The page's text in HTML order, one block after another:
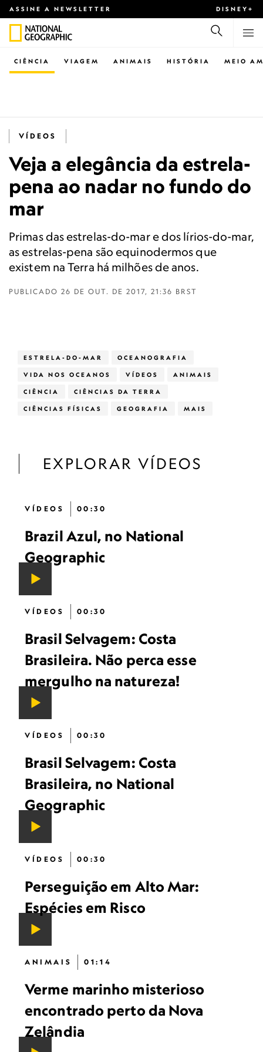
ASSINE A NEWSLETTER DISNEY+
CIÊNCIA VIAGEM ANIMAIS HISTÓRIA MEIO
VÍDEOS
Veja a elegância da estrela-
pena ao nadar no fundo do
mar
Primas das estrelas-do-mar e dos lírios-do-mar,
as estrelas-pena são equinodermos que
existem na Terra há milhões de anos.
PUBLICADO 26 DE OUT. DE 2017, 21:36 BRST
ESTRELA-DO-MAR OCEANOGRAFIA
VIDA NOS OCEANOS VÍDEOS ANIMAIS
CIÊNCIA CIÊNCIAS DA TERRA
CIÊNCIAS FÍSICAS GEOGRAFIA MAIS
EXPLORAR VÍDEOS
VÍDEOS 00:30
Brazil Azul, no National
Geographic
VÍDEOS 00:30
Brasil Selvagem: Costa
Brasileira. Não perca esse
mergulho na natureza!
VÍDEOS 00:30
Brasil Selvagem: Costa
Brasileira, no National
Geographic
VÍDEOS 00:30
Perseguição em Alto Mar:
Espécies em Risco
ANIMAIS 01:14
Verme marinho misterioso
encontrado perto da Nova
Zelândia